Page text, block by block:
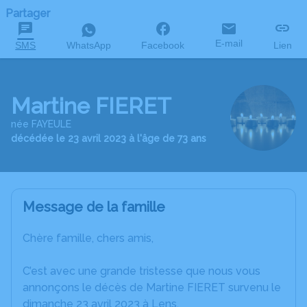
Partager
SMS WhatsApp Facebook E-mail Lien
Martine FIERET
née FAYEULE
décédée le 23 avril 2023 à l'âge de 73 ans
Message de la famille
Chère famille, chers amis,
C’est avec une grande tristesse que nous vous
annonçons le décès de Martine FIERET survenu le
dimanche 23 avril 2023 à Lens.